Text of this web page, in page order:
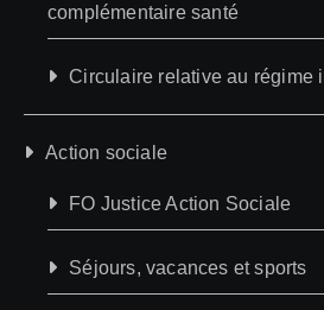
complémentaire santé
Circulaire relative au régime
Action sociale
FO Justice Action Sociale
Séjours, vacances et sports